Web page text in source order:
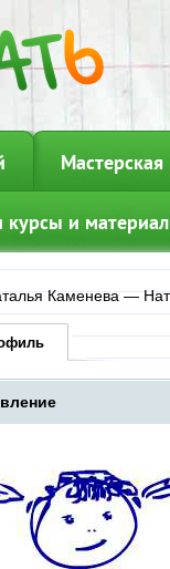
Мастерская
курсы и
Каменева—